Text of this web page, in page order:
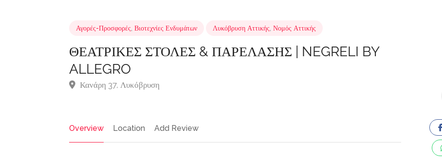
Αγορές-Προσφορές Βιοτεχνίες Ενδυμάτων Λυκόβρυση Αττικής Νομός Αττικής
ΘΕΑΤΡΙΚΕΣ ΣΤΟΛΕΣ & ΠΑΡΕΛΑΣΗΣ | NEGRELI BY
ALLEGRO
Κανάρη 37, Λυκόβρυση
Overview Location Add Review